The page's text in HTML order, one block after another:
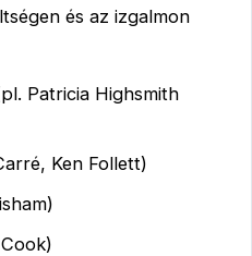
és az izgalmon
Patricia Highsmith
Ken Follett)